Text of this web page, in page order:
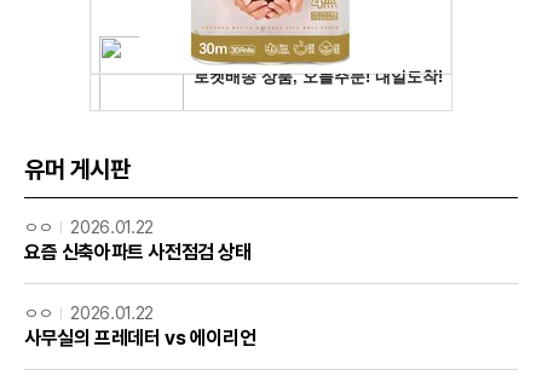
유머 게시판
ㅇㅇ 2026.01.22
요즘 신축아파트 사전점검 상태
ㅇㅇ 2026.01.22
사무실의 프레데터 vs 에이리언